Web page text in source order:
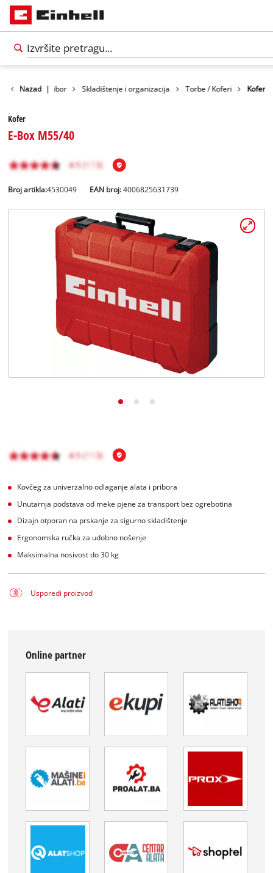
Nazad |Pribor Skladištenje i organizacija Torbe / Koferi Kofer
Kofer
E-Box M55/40
Broj artikla:4530049 EAN broj:4006825631739
Kovčeg za univerzalno odlaganje alata i pribora
Unutarnja podstava od meke pjene za transport bez ogrebotina
Dizajn otporan na prskanje za sigurno skladištenje
Ergonomska ručka za udobno nošenje
Maksimalna nosivost do 30 kg
Usporedi proizvod
Online partner